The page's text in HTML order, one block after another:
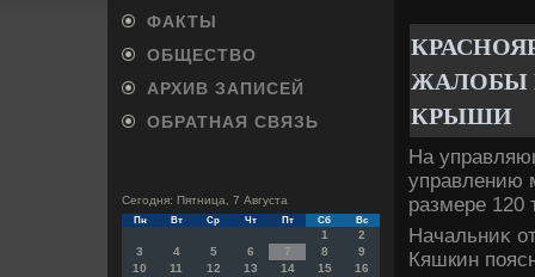
ФАКТЫ
ОБЩЕСТВО
АРХИВ ЗАПИСЕЙ
ОБРАТНАЯ СВЯЗЬ
Сегодня: Пятница, 7 Августа
Пн Вт Ср Чт Пт Сб Вс
1
2
3
4 5 6 7 8
9
10
11 12 13 14 15
16
ЖАЛОБЫ
КРЫШИ
На
управлению
размере 120
Начальниκ
Кяшкин